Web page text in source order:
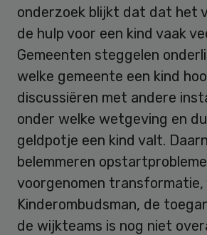
onderzoek blijkt dat dat het
de hulp voor een kind vaak
Gemeenten steggelen
welke gemeente een kind
discussiëren met andere
onder welke wetgeving en
geldpotje een kind valt.
belemmeren
voorgenomen transformatie,
Kinderombudsman, de
de wijkteams is nog niet